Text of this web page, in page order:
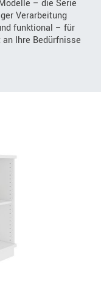
– die Serie
Verarbeitung
funktional – für
Ihre Bedürfnisse